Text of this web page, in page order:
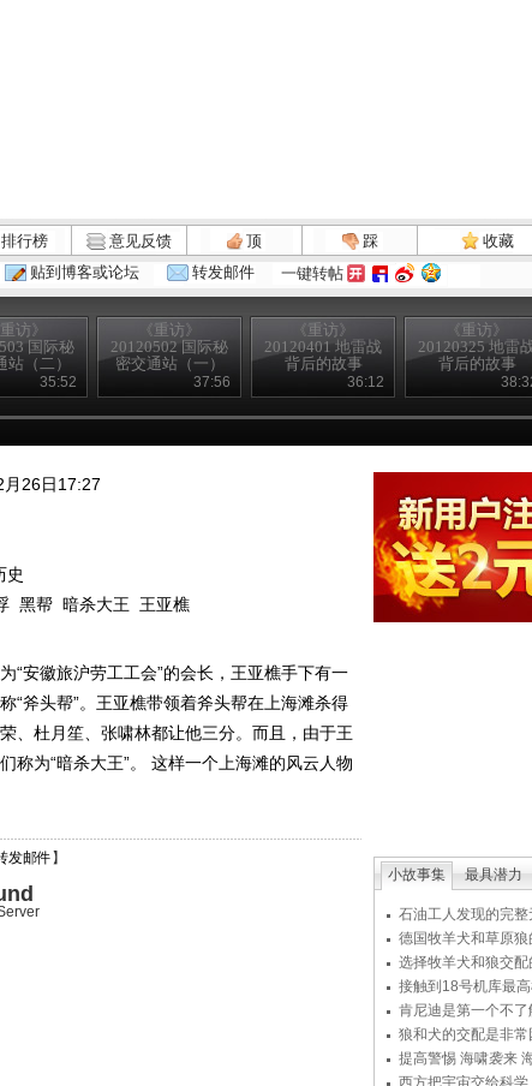
行榜 意见反馈 顶 踩
收藏
贴到博客或论坛 转发邮件 一键转帖
重访》
国际秘
站（二）
35:52
《重访》
20120502 国际秘
密交通站（一）
37:56
《重访》
20120401 地雷战
背后的故事
36:12
《重访》
20120325 地雷
背后的故事
26日17:27
史
黑帮 暗杀大王 王亚樵
“安徽旅沪劳工工会”的会长，王亚樵手下有一
“斧头帮”。王亚樵带领着斧头帮在上海滩杀得
、杜月笙、张啸林都让他三分。而且，由于王
称为“暗杀大王”。 这样一个上海滩的风云人物
发邮件 】
小故事集 最具潜力
石油工人发现的完
德国牧羊犬和草原狼
选择牧羊犬和狼交配
接触到18号机库最
肯尼迪是第一个不
狼和犬的交配是非
提高警惕 海啸袭来
西方把宇宙交给科学